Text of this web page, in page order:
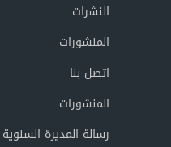
النشرات
المنشورات
اتصل بنا
المنشورات
رسالة المديرة السنوية